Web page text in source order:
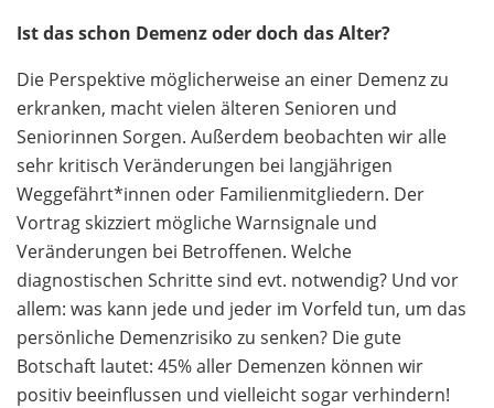
Ist das schon Demenz oder doch das Alter?
Die Perspektive möglicherweise an einer Demenz zu
erkranken, macht vielen älteren Senioren und
Seniorinnen Sorgen. Außerdem beobachten wir alle
sehr kritisch Veränderungen bei langjährigen
Weggefährt*innen oder Familienmitgliedern. Der
Vortrag skizziert mögliche Warnsignale und
Veränderungen bei Betroffenen. Welche
diagnostischen Schritte sind evt. notwendig? Und vor
allem: was kann jede und jeder im Vorfeld tun, um das
persönliche Demenzrisiko zu senken? Die gute
Botschaft lautet: 45% aller Demenzen können wir
positiv beeinflussen und vielleicht sogar verhindern!